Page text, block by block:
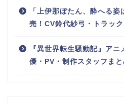
「上伊那ぼたん、酔へる
売！CV鈴代紗弓・トラッ
『異世界転生騒動記』ア
優・PV・制作スタッフまと